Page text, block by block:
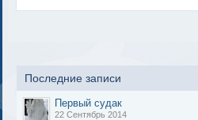
Последние записи
Первый судак
22 Сентябрь 2014